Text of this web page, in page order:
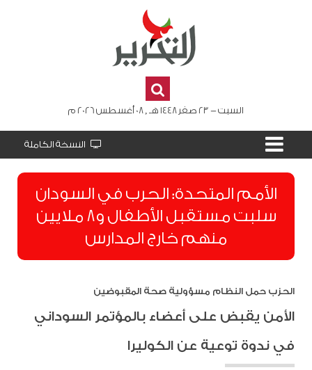
السبت - 23 صفر 1448 هـ , 08 أغسطس 2026 م
النسخة الكاملة
الأمم المتحدة: الحرب في السودان
سلبت مستقبل الأطفال و8 ملايين
منهم خارج المدارس
الحزب حمل النظام مسؤولية صحة المقبوضين
الأمن يقبض على أعضاء بالمؤتمر السوداني
في ندوة توعية عن الكوليرا